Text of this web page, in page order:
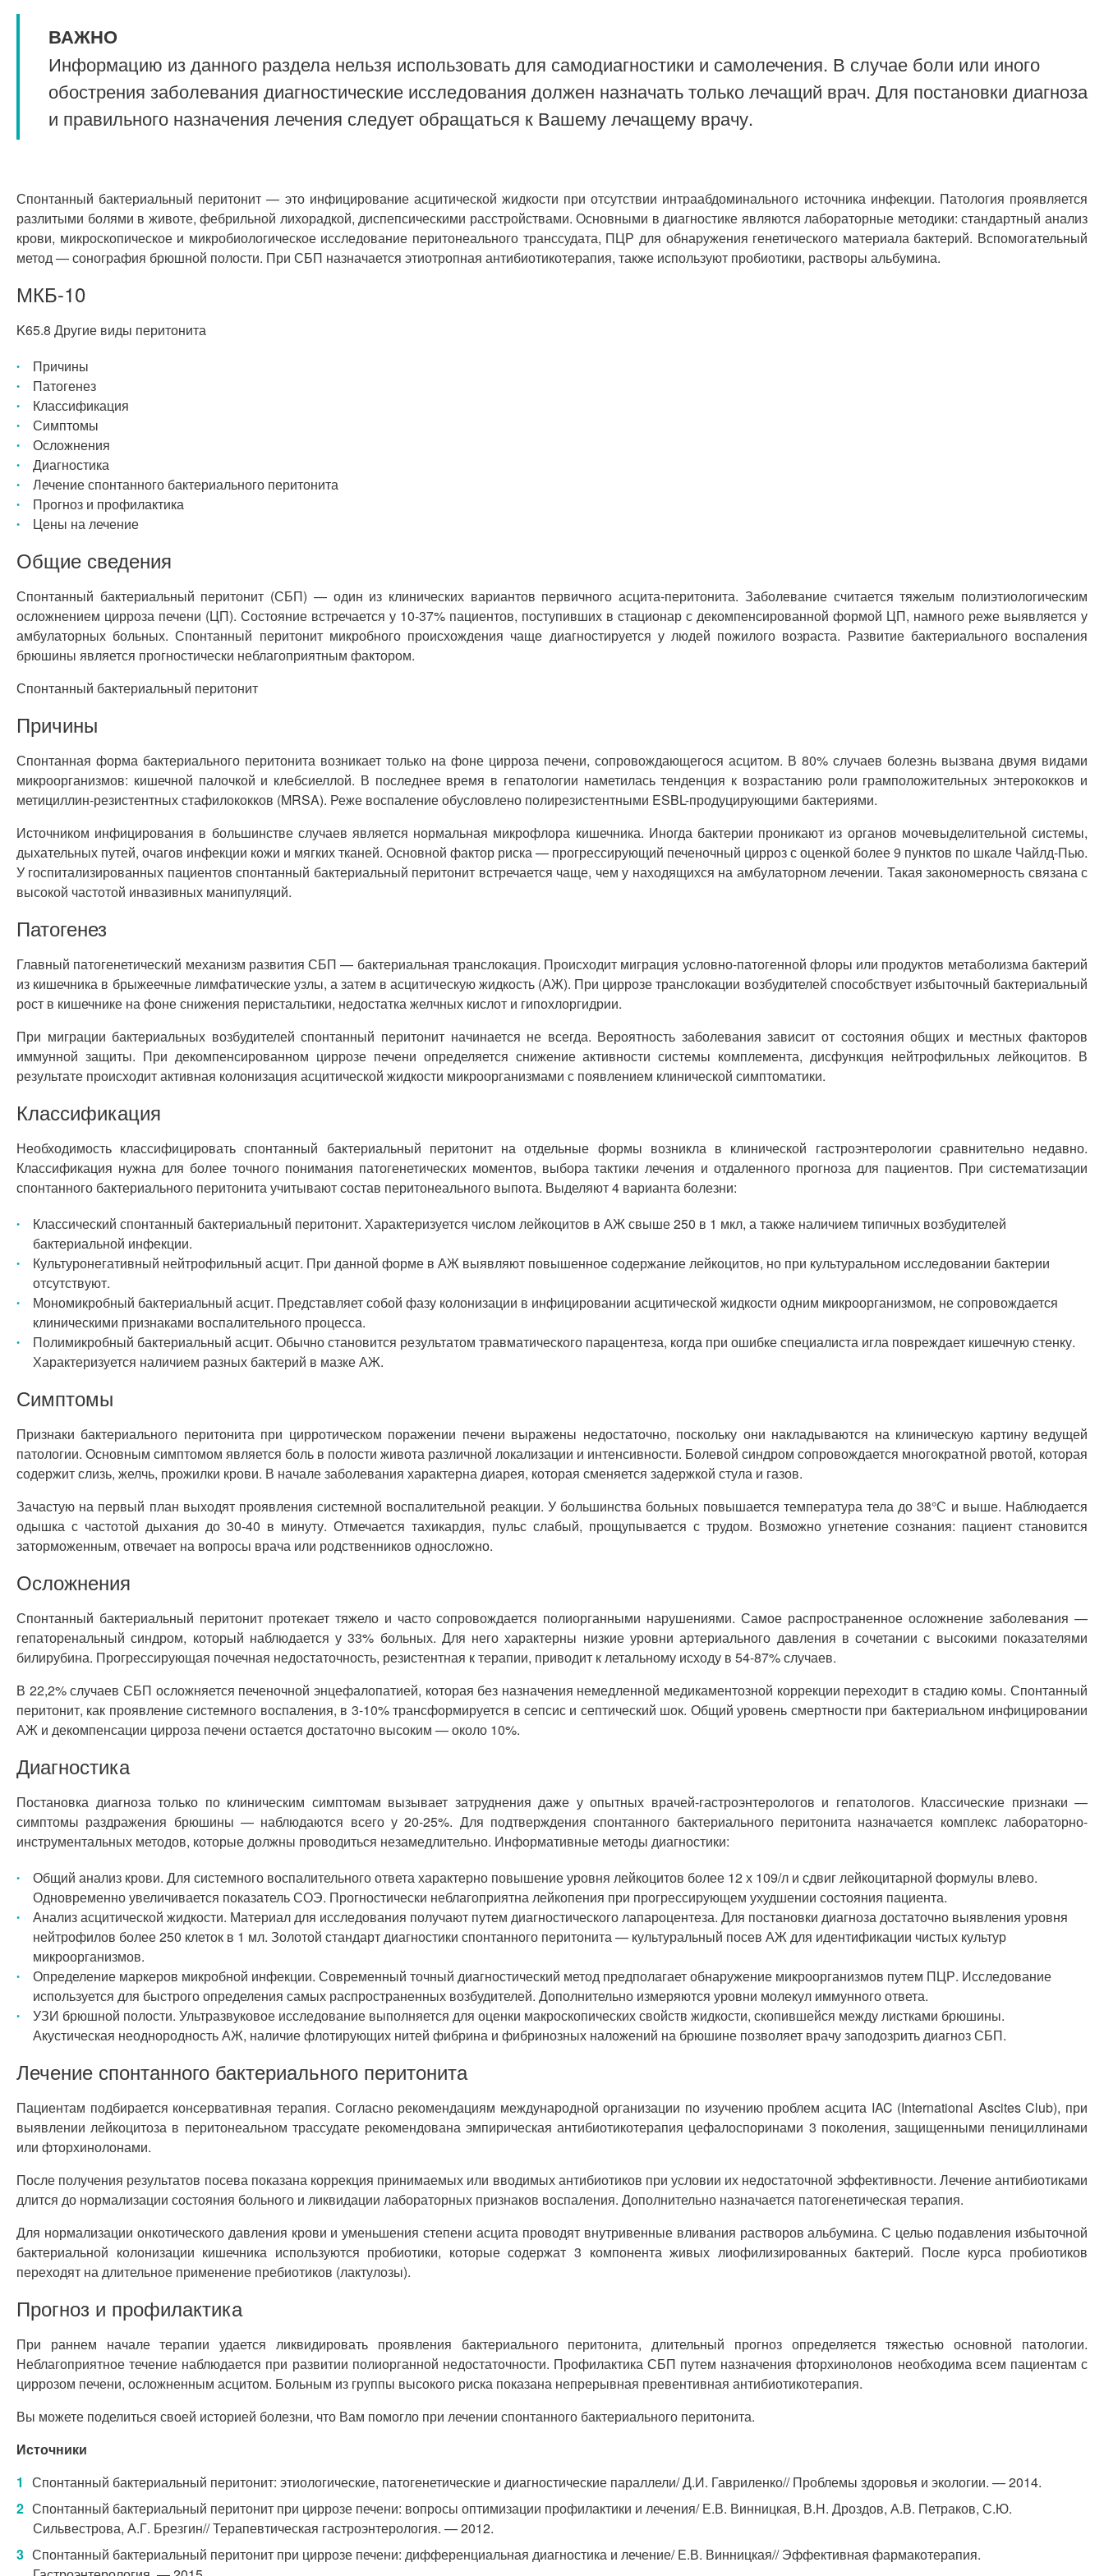
ВАЖНО
Информацию из данного раздела нельзя использовать для самодиагностики и самолечения. В случае боли или иного
обострения заболевания диагностические исследования должен назначать только лечащий врач. Для постановки диагноза
и правильного назначения лечения следует обращаться к Вашему лечащему врачу.
Спонтанный бактериальный перитонит — это инфицирование асцитической жидкости при отсутствии интраабдоминального источника инфекции. Патология проявляется
разлитыми болями в животе, фебрильной лихорадкой, диспепсическими расстройствами. Основными в диагностике являются лабораторные методики: стандартный анализ
крови, микроскопическое и микробиологическое исследование перитонеального транссудата, ПЦР для обнаружения генетического материала бактерий. Вспомогательный
метод — сонография брюшной полости. При СБП назначается этиотропная антибиотикотерапия, также используют пробиотики, растворы альбумина.
МКБ-10
K65.8 Другие виды перитонита
Причины
Патогенез
Классификация
Симптомы
Осложнения
Диагностика
Лечение спонтанного бактериального перитонита
Прогноз и профилактика
Цены на лечение
Общие сведения
Спонтанный бактериальный перитонит (СБП) — один из клинических вариантов первичного асцита-перитонита. Заболевание считается тяжелым полиэтиологическим
осложнением цирроза печени (ЦП). Состояние встречается у 10-37% пациентов, поступивших в стационар с декомпенсированной формой ЦП, намного реже выявляется у
амбулаторных больных. Спонтанный перитонит микробного происхождения чаще диагностируется у людей пожилого возраста. Развитие бактериального воспаления
брюшины является прогностически неблагоприятным фактором.
Спонтанный бактериальный перитонит
Причины
Спонтанная форма бактериального перитонита возникает только на фоне цирроза печени, сопровождающегося асцитом. В 80% случаев болезнь вызвана двумя видами
микроорганизмов: кишечной палочкой и клебсиеллой. В последнее время в гепатологии наметилась тенденция к возрастанию роли грамположительных энтерококков и
метициллин-резистентных стафилококков (MRSA). Реже воспаление обусловлено полирезистентными ESBL-продуцирующими бактериями.
Источником инфицирования в большинстве случаев является нормальная микрофлора кишечника. Иногда бактерии проникают из органов мочевыделительной системы,
дыхательных путей, очагов инфекции кожи и мягких тканей. Основной фактор риска — прогрессирующий печеночный цирроз с оценкой более 9 пунктов по шкале Чайлд-Пью.
У госпитализированных пациентов спонтанный бактериальный перитонит встречается чаще, чем у находящихся на амбулаторном лечении. Такая закономерность связана с
высокой частотой инвазивных манипуляций.
Патогенез
Главный патогенетический механизм развития СБП — бактериальная транслокация. Происходит миграция условно-патогенной флоры или продуктов метаболизма бактерий
из кишечника в брыжеечные лимфатические узлы, а затем в асцитическую жидкость (АЖ). При циррозе транслокации возбудителей способствует избыточный бактериальный
рост в кишечнике на фоне снижения перистальтики, недостатка желчных кислот и гипохлоргидрии.
При миграции бактериальных возбудителей спонтанный перитонит начинается не всегда. Вероятность заболевания зависит от состояния общих и местных факторов
иммунной защиты. При декомпенсированном циррозе печени определяется снижение активности системы комплемента, дисфункция нейтрофильных лейкоцитов. В
результате происходит активная колонизация асцитической жидкости микроорганизмами с появлением клинической симптоматики.
Классификация
Необходимость классифицировать спонтанный бактериальный перитонит на отдельные формы возникла в клинической гастроэнтерологии сравнительно недавно.
Классификация нужна для более точного понимания патогенетических моментов, выбора тактики лечения и отдаленного прогноза для пациентов. При систематизации
спонтанного бактериального перитонита учитывают состав перитонеального выпота. Выделяют 4 варианта болезни:
Классический спонтанный бактериальный перитонит. Характеризуется числом лейкоцитов в АЖ свыше 250 в 1 мкл, а также наличием типичных возбудителей
бактериальной инфекции.
Культуронегативный нейтрофильный асцит. При данной форме в АЖ выявляют повышенное содержание лейкоцитов, но при культуральном исследовании бактерии
отсутствуют.
Мономикробный бактериальный асцит. Представляет собой фазу колонизации в инфицировании асцитической жидкости одним микроорганизмом, не сопровождается
клиническими признаками воспалительного процесса.
Полимикробный бактериальный асцит. Обычно становится результатом травматического парацентеза, когда при ошибке специалиста игла повреждает кишечную стенку.
Характеризуется наличием разных бактерий в мазке АЖ.
Симптомы
Признаки бактериального перитонита при цирротическом поражении печени выражены недостаточно, поскольку они накладываются на клиническую картину ведущей
патологии. Основным симптомом является боль в полости живота различной локализации и интенсивности. Болевой синдром сопровождается многократной рвотой, которая
содержит слизь, желчь, прожилки крови. В начале заболевания характерна диарея, которая сменяется задержкой стула и газов.
Зачастую на первый план выходят проявления системной воспалительной реакции. У большинства больных повышается температура тела до 38°С и выше. Наблюдается
одышка с частотой дыхания до 30-40 в минуту. Отмечается тахикардия, пульс слабый, прощупывается с трудом. Возможно угнетение сознания: пациент становится
заторможенным, отвечает на вопросы врача или родственников односложно.
Осложнения
Спонтанный бактериальный перитонит протекает тяжело и часто сопровождается полиорганными нарушениями. Самое распространенное осложнение заболевания —
гепаторенальный синдром, который наблюдается у 33% больных. Для него характерны низкие уровни артериального давления в сочетании с высокими показателями
билирубина. Прогрессирующая почечная недостаточность, резистентная к терапии, приводит к летальному исходу в 54-87% случаев.
В 22,2% случаев СБП осложняется печеночной энцефалопатией, которая без назначения немедленной медикаментозной коррекции переходит в стадию комы. Спонтанный
перитонит, как проявление системного воспаления, в 3-10% трансформируется в сепсис и септический шок. Общий уровень смертности при бактериальном инфицировании
АЖ и декомпенсации цирроза печени остается достаточно высоким — около 10%.
Диагностика
Постановка диагноза только по клиническим симптомам вызывает затруднения даже у опытных врачей-гастроэнтерологов и гепатологов. Классические признаки —
симптомы раздражения брюшины — наблюдаются всего у 20-25%. Для подтверждения спонтанного бактериального перитонита назначается комплекс лабораторно-
инструментальных методов, которые должны проводиться незамедлительно. Информативные методы диагностики:
Общий анализ крови. Для системного воспалительного ответа характерно повышение уровня лейкоцитов более 12 х 109/л и сдвиг лейкоцитарной формулы влево.
Одновременно увеличивается показатель СОЭ. Прогностически неблагоприятна лейкопения при прогрессирующем ухудшении состояния пациента.
Анализ асцитической жидкости. Материал для исследования получают путем диагностического лапароцентеза. Для постановки диагноза достаточно выявления уровня
нейтрофилов более 250 клеток в 1 мл. Золотой стандарт диагностики спонтанного перитонита — культуральный посев АЖ для идентификации чистых культур
микроорганизмов.
Определение маркеров микробной инфекции. Современный точный диагностический метод предполагает обнаружение микроорганизмов путем ПЦР. Исследование
используется для быстрого определения самых распространенных возбудителей. Дополнительно измеряются уровни молекул иммунного ответа.
УЗИ брюшной полости. Ультразвуковое исследование выполняется для оценки макроскопических свойств жидкости, скопившейся между листками брюшины.
Акустическая неоднородность АЖ, наличие флотирующих нитей фибрина и фибринозных наложений на брюшине позволяет врачу заподозрить диагноз СБП.
Лечение спонтанного бактериального перитонита
Пациентам подбирается консервативная терапия. Согласно рекомендациям международной организации по изучению проблем асцита IAC (International Ascites Club), при
выявлении лейкоцитоза в перитонеальном трассудате рекомендована эмпирическая антибиотикотерапия цефалоспоринами 3 поколения, защищенными пенициллинами
или фторхинолонами.
После получения результатов посева показана коррекция принимаемых или вводимых антибиотиков при условии их недостаточной эффективности. Лечение антибиотиками
длится до нормализации состояния больного и ликвидации лабораторных признаков воспаления. Дополнительно назначается патогенетическая терапия.
Для нормализации онкотического давления крови и уменьшения степени асцита проводят внутривенные вливания растворов альбумина. С целью подавления избыточной
бактериальной колонизации кишечника используются пробиотики, которые содержат 3 компонента живых лиофилизированных бактерий. После курса пробиотиков
переходят на длительное применение пребиотиков (лактулозы).
Прогноз и профилактика
При раннем начале терапии удается ликвидировать проявления бактериального перитонита, длительный прогноз определяется тяжестью основной патологии.
Неблагоприятное течение наблюдается при развитии полиорганной недостаточности. Профилактика СБП путем назначения фторхинолонов необходима всем пациентам с
циррозом печени, осложненным асцитом. Больным из группы высокого риска показана непрерывная превентивная антибиотикотерапия.
Вы можете поделиться своей историей болезни, что Вам помогло при лечении спонтанного бактериального перитонита.
Источники
Спонтанный бактериальный перитонит: этиологические, патогенетические и диагностические параллели/ Д.И. Гавриленко// Проблемы здоровья и экологии. — 2014.
Спонтанный бактериальный перитонит при циррозе печени: вопросы оптимизации профилактики и лечения/ Е.В. Винницкая, В.Н. Дроздов, А.В. Петраков, С.Ю.
Сильвестрова, А.Г. Брезгин// Терапевтическая гастроэнтерология. — 2012.
Спонтанный бактериальный перитонит при циррозе печени: дифференциальная диагностика и лечение/ Е.В. Винницкая// Эффективная фармакотерапия.